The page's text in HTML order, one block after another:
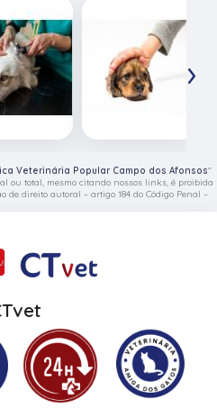
›
Veterinária Popular Campo dos Afonsos"
ou total, mesmo citando nossos links, é proibida
de direito autoral – artigo 184 do Código Penal –